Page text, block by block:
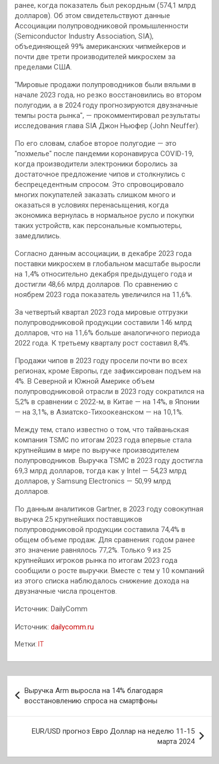
ранее, когда показатель был рекордным (574,1 млрд
долларов). Об этом свидетельствуют данные
Ассоциации полупроводниковой промышленности
(Semiconductor Industry Association, SIA),
объединяющей 99% американских чипмейкеров и
почти две трети производителей микросхем за
пределами США.
"Мировые продажи полупроводников были вялыми в
начале 2023 года, но резко восстановились во втором
полугодии, а в 2024 году прогнозируются двузначные
темпы роста рынка", — прокомментировал результаты
исследования глава SIA Джон Ньюфер (John Neuffer).
По его словам, слабое второе полугодие — это
"похмелье" после пандемии коронавируса COVID-19,
когда производители электроники боролись за
достаточное предложение чипов и столкнулись с
беспрецедентным спросом. Это спровоцировало
многих покупателей заказать слишком много и
оказаться в условиях перенасыщения, когда
экономика вернулась в нормальное русло и покупки
таких устройств, как персональные компьютеры,
замедлились.
Согласно данным ассоциации, в декабре 2023 года
поставки микросхем в глобальном масштабе выросли
на 1,4% относительно декабря предыдущего года и
достигли 48,66 млрд долларов. По сравнению с
ноябрем 2023 года показатель увеличился на 11,6%.
За четвертый квартал 2023 года мировые отгрузки
полупроводниковой продукции составили 146 млрд
долларов, что на 11,6% больше аналогичного периода
2022 года. К третьему кварталу рост составил 8,4%.
Продажи чипов в 2023 году просели почти во всех
регионах, кроме Европы, где зафиксирован подъем на
4%. В Северной и Южной Америке объем
полупроводниковой отрасли в 2023 году сократился на
5,2% в сравнении с 2022-м, в Китае — на 14%, в Японии
— на 3,1%, в Азиатско-Тихоокеанском — на 10,1%.
Между тем, стало известно о том, что тайваньская
компания TSMC по итогам 2023 года впервые стала
крупнейшим в мире по выручке производителем
полупроводников. Выручка TSMC в 2023 году достигла
69,3 млрд долларов, тогда как у Intel — 54,23 млрд
долларов, у Samsung Electronics — 50,99 млрд
долларов.
По данным аналитиков Gartner, в 2023 году совокупная
выручка 25 крупнейших поставщиков
полупроводниковой продукции составила 74,4% в
общем объеме продаж. Для сравнения: годом ранее
это значение равнялось 77,2%. Только 9 из 25
крупнейших игроков рынка по итогам 2023 года
сообщили о росте выручки. Вместе с тем у 10 компаний
из этого списка наблюдалось снижение дохода на
двузначные числа процентов.
Источник: DailyComm
Источник: dailycomm.ru
Метки: IT
по
записям
Выручка Arm выросла на 14% благодаря
восстановлению спроса на смартфоны
EUR/USD прогноз Евро Доллар на неделю 11-15
марта 2024